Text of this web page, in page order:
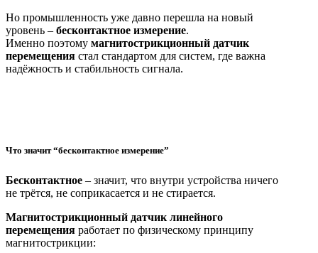
Но промышленность уже давно перешла на новый
уровень – бесконтактное измерение.
Именно поэтому магнитострикционный датчик
перемещения стал стандартом для систем, где важна
надёжность и стабильность сигнала.
Что значит “бесконтактное измерение”
Бесконтактное – значит, что внутри устройства ничего
не трётся, не соприкасается и не стирается.
Магнитострикционный датчик линейного
перемещения работает по физическому принципу
магнитострикции: